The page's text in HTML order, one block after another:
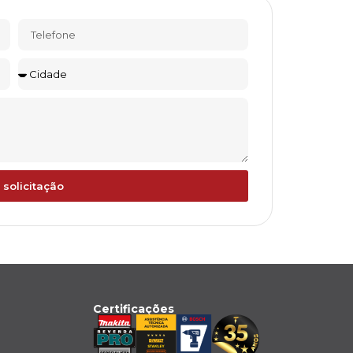
solicitação
Certificações